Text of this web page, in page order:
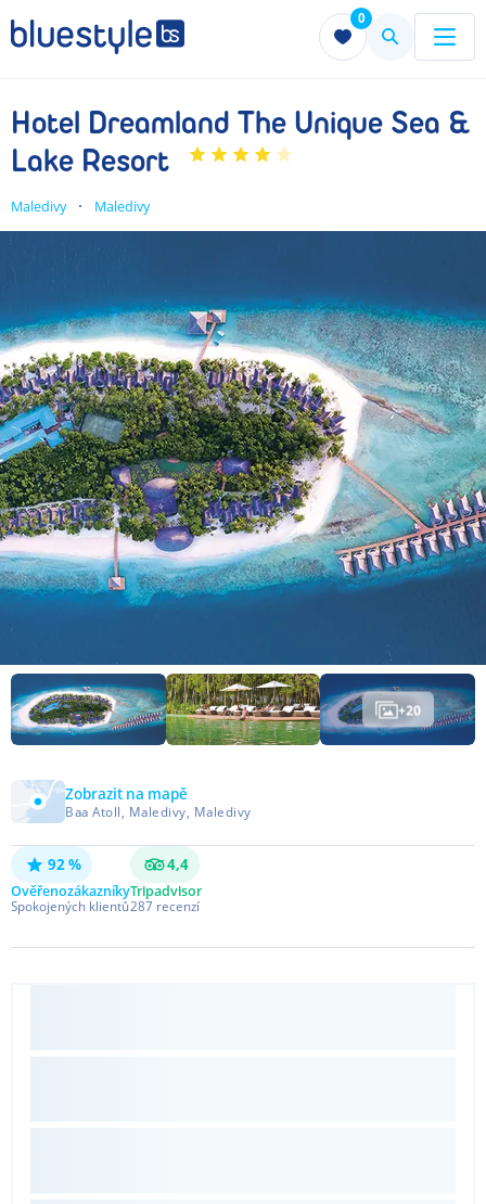
0
Menu Menu
Hotel Dreamland The Unique Sea &
Lake Resort
Maledivy Maledivy
+20
Zobrazit na mapě
Baa Atoll, Maledivy, Maledivy
92 %
Ověřenozákazníky
Spokojených klientů
4,4
Tripadvisor
287 recenzí